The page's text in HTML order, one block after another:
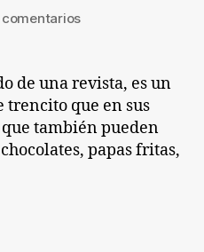
comentariosen
mesa
cumpleaños
de una revista, es un
trencito que en sus
también pueden
papas fritas,